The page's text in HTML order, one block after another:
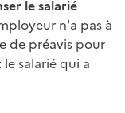
le salarié
n'a pas à
de préavis pour
salarié qui a